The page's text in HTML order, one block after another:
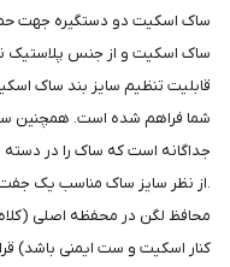
ساک اسکیت دو دستگیره جهت
ساک اسکیت و از جنس پلاستیک
قابلیت تنظیم سایز بند ساک
شما فراهم شده است. همچنین
جداگانه است که ساک را در دسته
محافظ لگن در محفظه اصلی (کلاه
کنار اسکیت و ست ایمنی باشد)